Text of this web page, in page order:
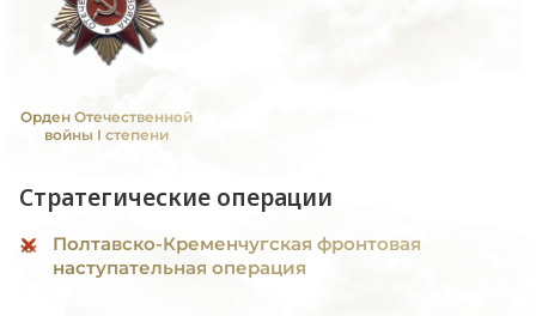
Орден Отечественной
войны I степени
Стратегические операции
Полтавско-Кременчугская фронтовая
наступательная операция